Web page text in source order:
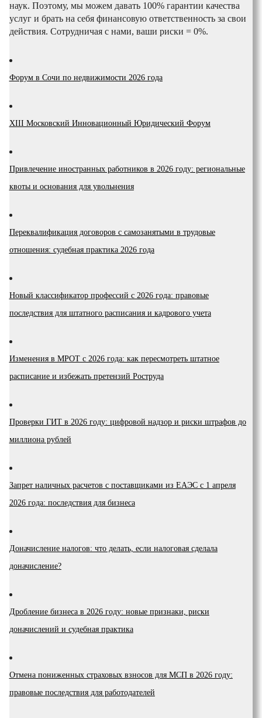
наук. Поэтому, мы можем давать 100% гарантии качества
услуг и брать на себя финансовую ответственность за свои
действия. Сотрудничая с нами, ваши риски = 0%.
Форум в Сочи по недвижимости 2026 года
XIII Московский Инновационный Юридический Форум
Привлечение иностранных работников в 2026 году: региональные
квоты и основания для увольнения
Переквалификация договоров с самозанятыми в трудовые
отношения: судебная практика 2026 года
Новый классификатор профессий с 2026 года: правовые
последствия для штатного расписания и кадрового учета
Изменения в МРОТ с 2026 года: как пересмотреть штатное
расписание и избежать претензий Роструда
Проверки ГИТ в 2026 году: цифровой надзор и риски штрафов до
миллиона рублей
Запрет наличных расчетов с поставщиками из ЕАЭС с 1 апреля
2026 года: последствия для бизнеса
Доначисление налогов: что делать, если налоговая сделала
доначисление?
Дробление бизнеса в 2026 году: новые признаки, риски
доначислений и судебная практика
Отмена пониженных страховых взносов для МСП в 2026 году:
правовые последствия для работодателей